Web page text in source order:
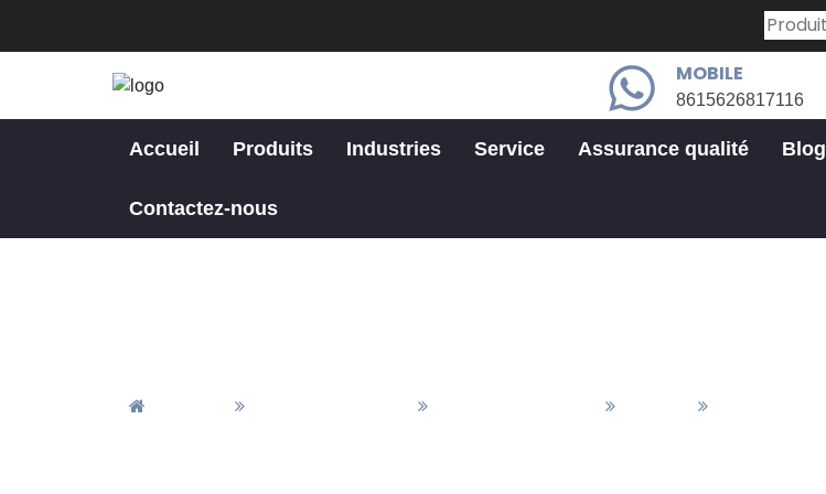
MOBILE
8615626817116
Accueil Produits Industries Service Assurance qualité Blog
Contactez-nous